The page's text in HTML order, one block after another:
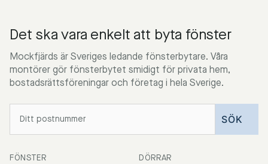
Det ska vara enkelt att byta fönster
Mockfjärds är Sveriges ledande fönsterbytare. Våra
montörer gör fönsterbytet smidigt för privata hem,
bostadsrättsföreningar och företag i hela Sverige.
FÖNSTER DÖRRAR